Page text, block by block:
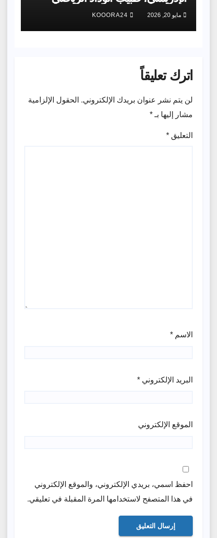
مايو 20, 2026 KOOORA24
اترك تعليقاً
لن يتم نشر عنوان بريدك الإلكتروني. الحقول الإلزامية
مشار إليها بـ *
التعليق *
الاسم *
البريد الإلكتروني *
الموقع الإلكتروني
احفظ اسمي، بريدي الإلكتروني، والموقع الإلكتروني
في هذا المتصفح لاستخدامها المرة المقبلة في تعليقي.